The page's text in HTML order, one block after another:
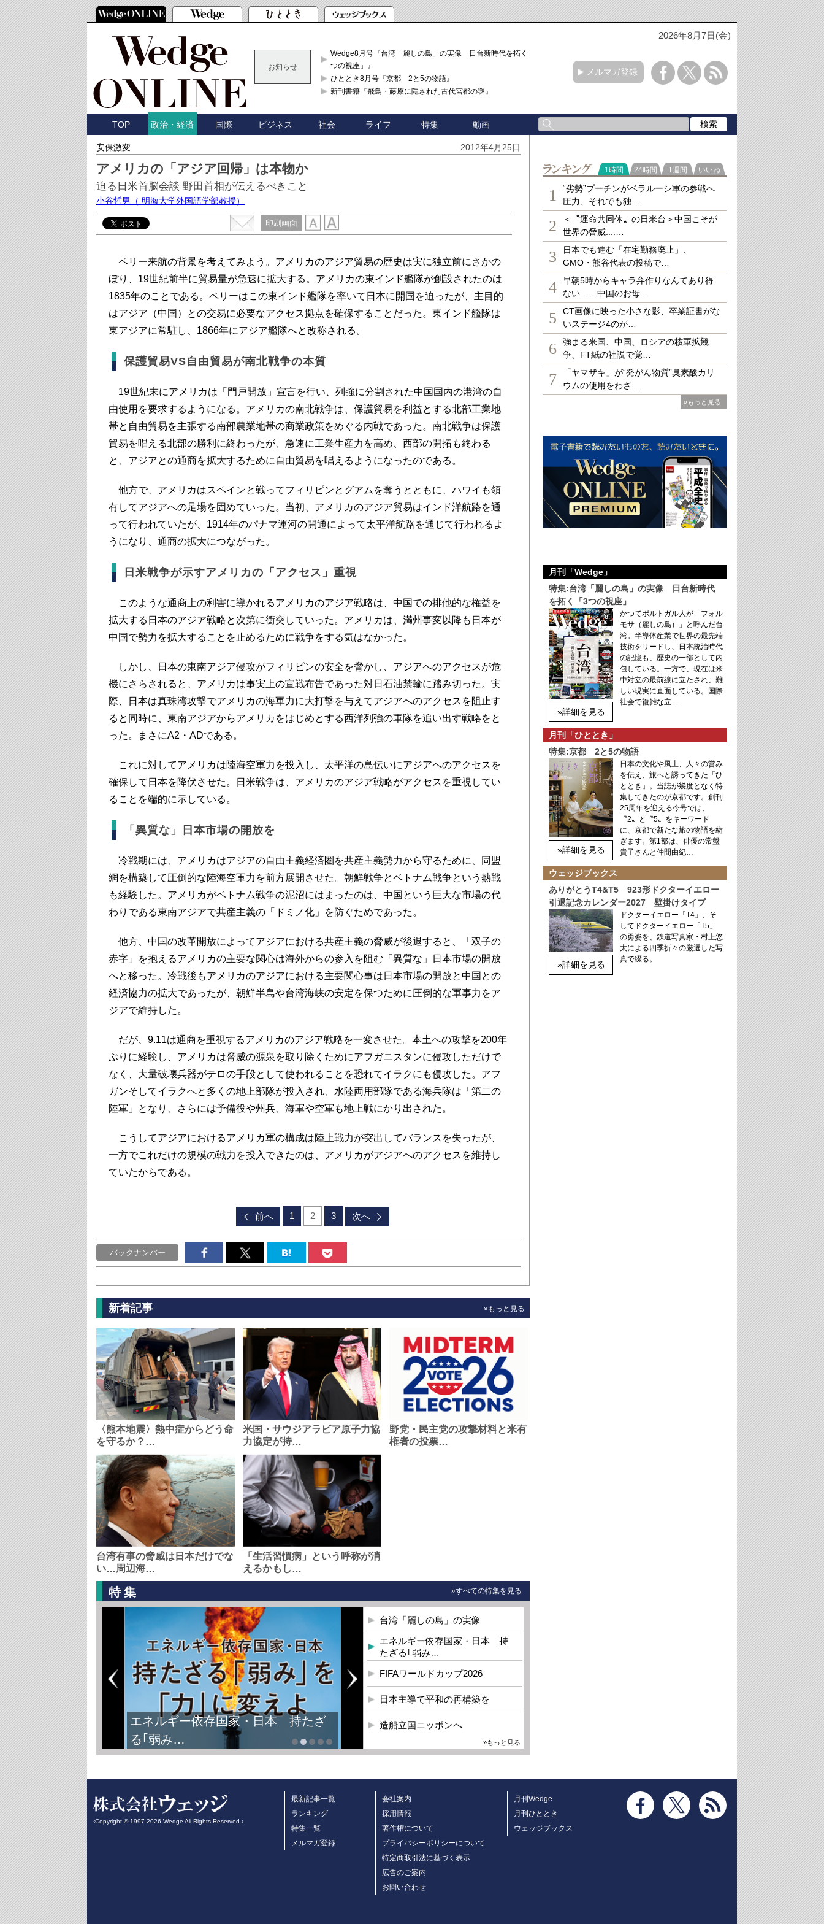
2026年8月7日(金)
お知らせ
Wedge8月号『台湾「麗しの島」の実像 日台新時代を拓く「3
つの視座」』
ひととき8月号『京都 2と5の物語』
新刊書籍『飛鳥・藤原に隠された古代宮都の謎』
メルマガ登録
TOP 政治・経済 国際 ビジネス 社会 ライフ 特集 動画
安保激変 2012年4月25日
アメリカの「アジア回帰」は本物か
迫る日米首脳会談 野田首相が伝えるべきこと
小谷哲男 （ 明海大学外国語学部教授）
印刷画面
ペリー来航の背景を考えてみよう。アメリカのアジア貿易の歴史は実に独立前にさかの
ぼり、19世紀前半に貿易量が急速に拡大する。アメリカの東インド艦隊が創設されたのは
1835年のことである。ペリーはこの東インド艦隊を率いて日本に開国を迫ったが、主目的
はアジア（中国）との交易に必要なアクセス拠点を確保することだった。東インド艦隊は
東アジアに常駐し、1866年にアジア艦隊へと改称される。
保護貿易VS自由貿易が南北戦争の本質
19世紀末にアメリカは「門戸開放」宣言を行い、列強に分割された中国国内の港湾の自
由使用を要求するようになる。アメリカの南北戦争は、保護貿易を利益とする北部工業地
帯と自由貿易を主張する南部農業地帯の商業政策をめぐる内戦であった。南北戦争は保護
貿易を唱える北部の勝利に終わったが、急速に工業生産力を高め、西部の開拓も終わる
と、アジアとの通商を拡大するために自由貿易を唱えるようになったのである。
他方で、アメリカはスペインと戦ってフィリピンとグアムを奪うとともに、ハワイも領
有してアジアへの足場を固めていった。当初、アメリカのアジア貿易はインド洋航路を通
って行われていたが、1914年のパナマ運河の開通によって太平洋航路を通じて行われるよ
うになり、通商の拡大につながった。
日米戦争が示すアメリカの「アクセス」重視
このような通商上の利害に導かれるアメリカのアジア戦略は、中国での排他的な権益を
拡大する日本のアジア戦略と次第に衝突していった。アメリカは、満州事変以降も日本が
中国で勢力を拡大することを止めるために戦争をする気はなかった。
しかし、日本の東南アジア侵攻がフィリピンの安全を脅かし、アジアへのアクセスが危
機にさらされると、アメリカは事実上の宣戦布告であった対日石油禁輸に踏み切った。実
際、日本は真珠湾攻撃でアメリカの海軍力に大打撃を与えてアジアへのアクセスを阻止す
ると同時に、東南アジアからアメリカをはじめとする西洋列強の軍隊を追い出す戦略をと
った。まさにA2・ADである。
これに対してアメリカは陸海空軍力を投入し、太平洋の島伝いにアジアへのアクセスを
確保して日本を降伏させた。日米戦争は、アメリカのアジア戦略がアクセスを重視してい
ることを端的に示している。
「異質な」日本市場の開放を
冷戦期には、アメリカはアジアの自由主義経済圏を共産主義勢力から守るために、同盟
網を構築して圧倒的な陸海空軍力を前方展開させた。朝鮮戦争とベトナム戦争という熱戦
も経験した。アメリカがベトナム戦争の泥沼にはまったのは、中国という巨大な市場の代
わりである東南アジアで共産主義の「ドミノ化」を防ぐためであった。
他方、中国の改革開放によってアジアにおける共産主義の脅威が後退すると、「双子の
赤字」を抱えるアメリカの主要な関心は海外からの参入を阻む「異質な」日本市場の開放
へと移った。冷戦後もアメリカのアジアにおける主要関心事は日本市場の開放と中国との
経済協力の拡大であったが、朝鮮半島や台湾海峡の安定を保つために圧倒的な軍事力をア
ジアで維持した。
だが、9.11は通商を重視するアメリカのアジア戦略を一変させた。本土への攻撃を200年
ぶりに経験し、アメリカは脅威の源泉を取り除くためにアフガニスタンに侵攻しただけで
なく、大量破壊兵器がテロの手段として使われることを恐れてイラクにも侵攻した。アフ
ガンそしてイラクへと多くの地上部隊が投入され、水陸両用部隊である海兵隊は「第二の
陸軍」となり、さらには予備役や州兵、海軍や空軍も地上戦にかり出された。
こうしてアジアにおけるアメリカ軍の構成は陸上戦力が突出してバランスを失ったが、
一方でこれだけの規模の戦力を投入できたのは、アメリカがアジアへのアクセスを維持し
ていたからである。
前へ 1 2 3 次へ
バックナンバー
新着記事 »もっと見る
〈熊本地震〉熱中症からどう命
を守るか？…
米国・サウジアラビア原子力協
力協定が持…
野党・民主党の攻撃材料と米有
権者の投票…
台湾有事の脅威は日本だけでな
い…周辺海…
「生活習慣病」という呼称が消
えるかもし…
特集 »すべての特集を見る
エネルギー依存国家・日本 持たざ
る｢弱み…
台湾「麗しの島」の実像
エネルギー依存国家・日本 持
たざる｢弱み…
FIFAワールドカップ2026
日本主導で平和の再構築を
造船立国ニッポンへ
»もっと見る
ランキング
1時間 24時間 1週間 いいね
1
“劣勢”プーチンがベラルーシ軍の参戦へ
圧力、それでも独…
2
＜〝運命共同体〟の日米台＞中国こそが
世界の脅威....…
3
日本でも進む「在宅勤務廃止」、
GMO・熊谷代表の投稿で…
4
早朝5時からキャラ弁作りなんてあり得
ない……中国のお母…
5
CT画像に映った小さな影、卒業証書がな
いステージ4のが…
6
強まる米国、中国、ロシアの核軍拡競
争、FT紙の社説で覚…
7
「ヤマザキ」が“発がん物質”臭素酸カリ
ウムの使用をわざ…
»もっと見る
月刊「Wedge」
特集:台湾「麗しの島」の実像 日台新時代
を拓く「3つの視座」
»詳細を見る
かつてポルトガル人が「フォル
モサ（麗しの島）」と呼んだ台
湾。半導体産業で世界の最先端
技術をリードし、日本統治時代
の記憶も、歴史の一部として内
包している。一方で、現在は米
中対立の最前線に立たされ、難
しい現実に直面している。国際
社会で複雑な立…
月刊「ひととき」
特集:京都 2と5の物語
»詳細を見る
日本の文化や風土、人々の営み
を伝え、旅へと誘ってきた「ひ
ととき」。当誌が幾度となく特
集してきたのが京都です。創刊
25周年を迎える今号では、
〝2〟と〝5〟をキーワード
に、京都で新たな旅の物語を紡
ぎます。第1部は、俳優の常盤
貴子さんと仲間由紀…
ウェッジブックス
ありがとうT4&T5 923形ドクターイエロー
引退記念カレンダー2027 壁掛けタイプ
»詳細を見る
ドクターイエロー「T4」、そ
してドクターイエロー「T5」
の勇姿を、鉄道写真家・村上悠
太による四季折々の厳選した写
真で綴る。
‹Copyright © 1997-2026 Wedge All Rights Reserved.›
最新記事一覧
ランキング
特集一覧
メルマガ登録
会社案内
採用情報
著作権について
プライバシーポリシーについて
特定商取引法に基づく表示
広告のご案内
お問い合わせ
月刊Wedge
月刊ひととき
ウェッジブックス